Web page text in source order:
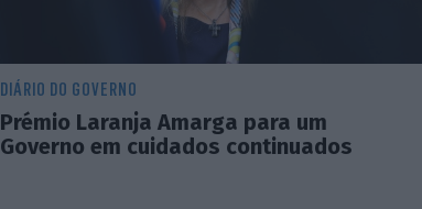
DIÁRIO DO GOVERNO
Prémio Laranja Amarga para um
Governo em cuidados continuados